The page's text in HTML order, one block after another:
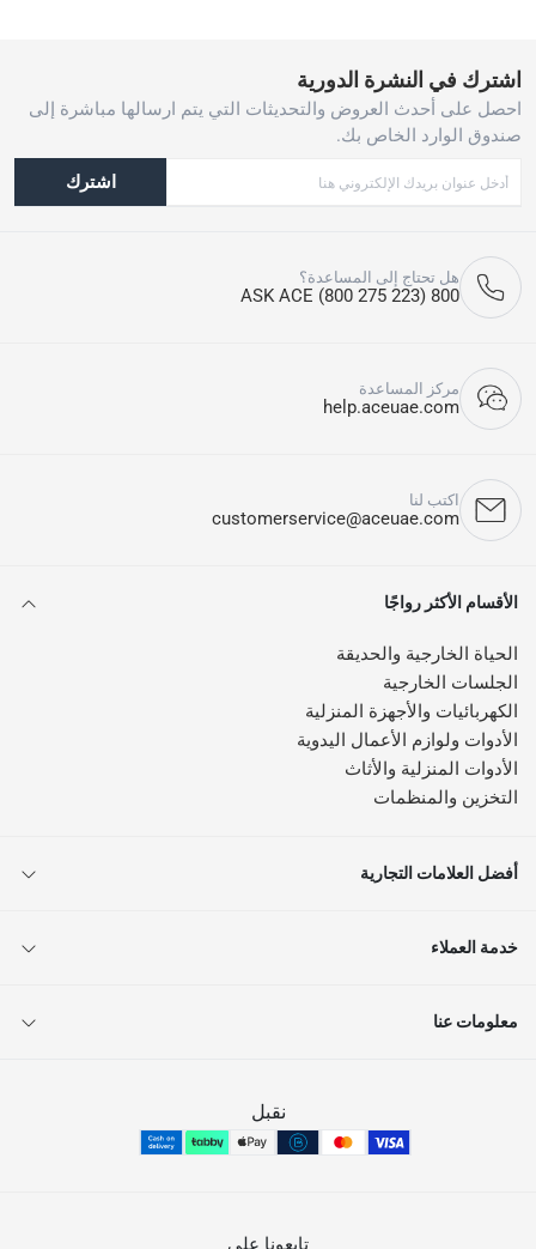
اشترك في النشرة الدورية
احصل على أحدث العروض والتحديثات التي يتم ارسالها مباشرة إلى
صندوق الوارد الخاص بك.
اشترك
هل تحتاج إلى المساعدة؟
800 ASK ACE (800 275 223)
مركز المساعدة
help.aceuae.com
اكتب لنا
customerservice@aceuae.com
الأقسام الأكثر رواجًا
الحياة الخارجية والحديقة
الجلسات الخارجية
الكهربائيات والأجهزة المنزلية
الأدوات ولوازم الأعمال اليدوية
الأدوات المنزلية والأثاث
التخزين والمنظمات
أفضل العلامات التجارية
خدمة العملاء
معلومات عنا
نقبل
تابعونا على